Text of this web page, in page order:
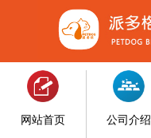
网站首页 公司介绍